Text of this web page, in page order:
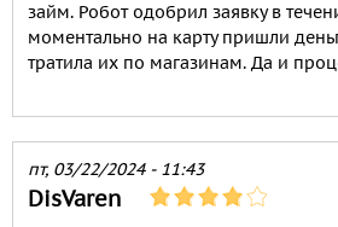
займ. Робот одобрил заявку в
моментально на карту пришли
тратила их по магазинам. Да и
пт, 03/22/2024 - 11:43
DisVaren